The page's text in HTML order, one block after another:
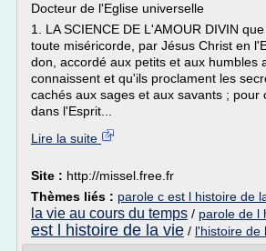
Docteur de l'Eglise universelle
1. LA SCIENCE DE L'AMOUR DIVIN
toute miséricorde, par Jésus Christ en
don, accordé aux petits et aux humbles
connaissent et qu'ils proclament les
cachés aux sages et aux savants ; pour
dans l'Esprit...
Lire la suite
Site : http://missel.free.fr
Thèmes liés : parole c est l histoire de
la vie au cours du temps / parole de l
est l histoire de la vie / l'histoire de